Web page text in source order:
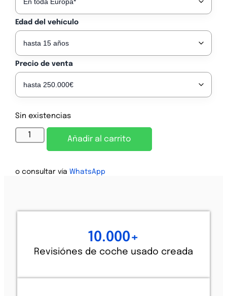
Edad del vehículo
Precio de venta
Sin existencias
Añadir al carrito
Alternative:
o consultar vía WhatsApp
Revisiónes de coche usado creada
10.000+